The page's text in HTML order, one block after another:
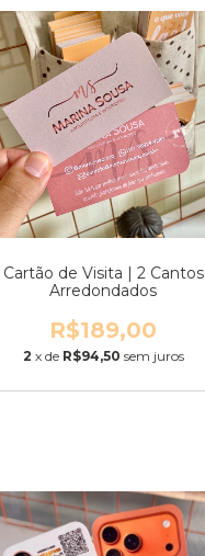
Cartão de Visita | 2 Cantos
Arredondados
R$189,00
2 x de R$94,50 sem juros